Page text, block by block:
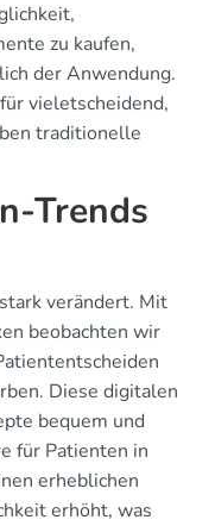
zu kaufen,
der Anwendung.
vieletscheidend,
traditionelle
Trends
verändert. Mit
beobachten wir
Diese digitalen
bequem und
für Patienten in
erheblichen
erhöht, was